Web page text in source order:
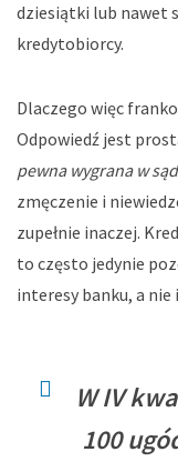
dziesiątki lub nawet
kredytobiorcy.
Dlaczego więc
Odpowiedź jest
pewna wygrana w
zmęczenie i
zupełnie inaczej.
to często jedynie
interesy banku, a nie
W IV
100